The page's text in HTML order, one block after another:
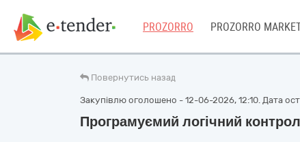
PROZORRO PROZORRO
Повернутись назад
Закупівлю оголошено - 12-06-2026, 12:10. Дата
Програмуємий логічний